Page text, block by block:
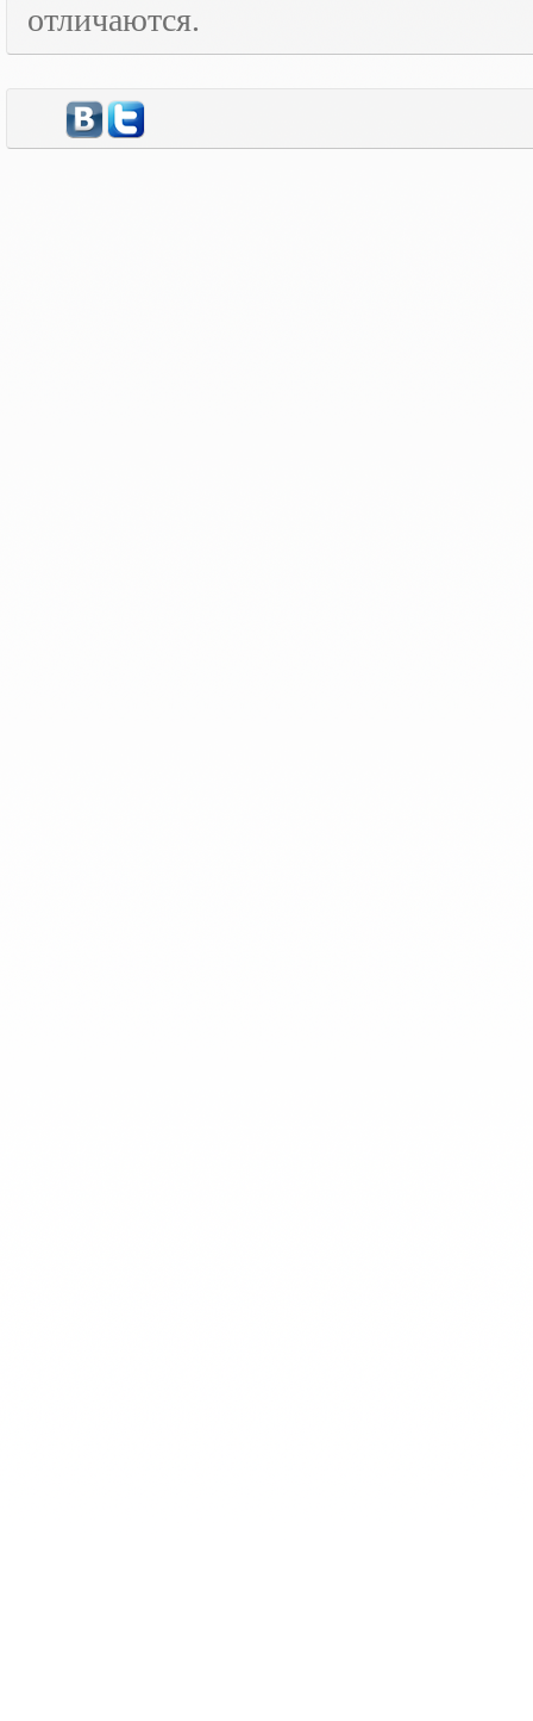
отличаются.